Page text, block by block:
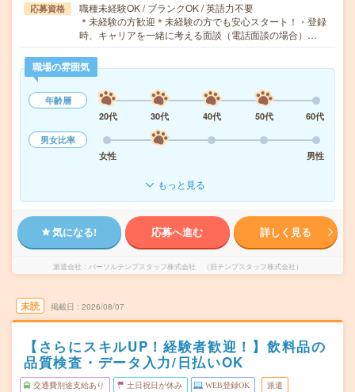
応募資格
職種未経験OK / ブランクOK / 英語力不要
＊未経験の方歓迎＊未経験の方でも安心スタート！・登録
時、キャリアを一緒に考える面談（電話面談の場合）…
職場の雰囲気
年齢層
20代
30代 40代 50代
60代
男女比率
女性
男性
もっと見る
気になる! 応募へ進む 詳しく見る
派遣会社 パーソルテンプスタッフ株式会社 （旧テンプスタッフ株式会社）
未読 掲載日 2026/08/07
【さらにスキルUP！経験者歓迎！】飲料品の
品質検査・データ入力/日払いOK
交通費別途支給あり 土日祝日が休み WEB登録OK 派遣